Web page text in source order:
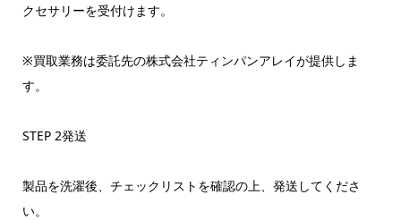
クセサリーを受付けます。
※買取業務は委託先の株式会社ティンパンアレイが提供しま
す。
STEP 2発送
製品を洗濯後、チェックリストを確認の上、発送してくださ
い。